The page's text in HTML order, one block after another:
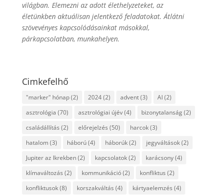
világban. Elemezni az adott élethelyzeteket, az
életünkben aktuálisan jelentkező feladatokat. Átlátni
szövevényes kapcsolódásainkat másokkal,
párkapcsolatban, munkahelyen.
Cimkefelhő
"marker" hónap(2) 2024(2) advent(3) AI(2)
asztrológia (70) asztrológiai újév(4) bizonytalanság(2)
családállítás (2) előrejelzés (50) harcok(3)
hatalom (3) háború(4) háborúk(2) jegyváltások(2)
Jupiter az Ikrekben(2) kapcsolatok(2) karácsony(4)
klímaváltozás (2) kommunikáció(2) konfliktus (2)
konfliktusok(8) korszakváltás (4) kártyaelemzés (4)